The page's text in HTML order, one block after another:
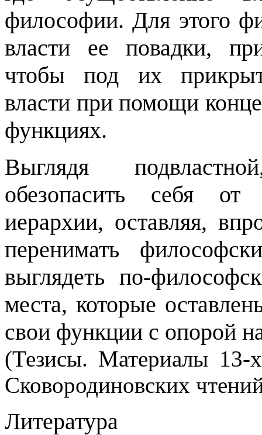
философии. Для этого
власти ее повадки,
чтобы под их
власти при помощи
функциях.
Выглядя
обезопасить себя от
иерархии, оставляя,
перенимать
выглядеть по-
места, которые
свои функции с опорой
(Тезисы. Материалы 13-
Сковородиновских
Литература